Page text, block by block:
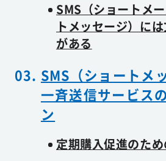
SMS（ショートメ
トメッセージ）に
がある
SMS（ショートメ
一斉送信サービス
ン
定期購入促進のた